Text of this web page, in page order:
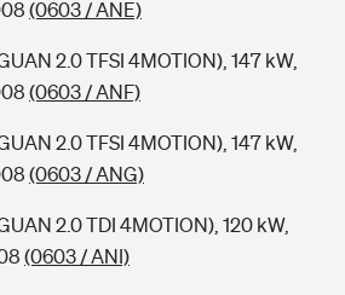
(0603 / ANE)
2.0 TFSI 4MOTION), 147 kW,
(0603 / ANF)
2.0 TFSI 4MOTION), 147 kW,
(0603 / ANG)
2.0 TDI 4MOTION), 120 kW,
(0603 / ANI)